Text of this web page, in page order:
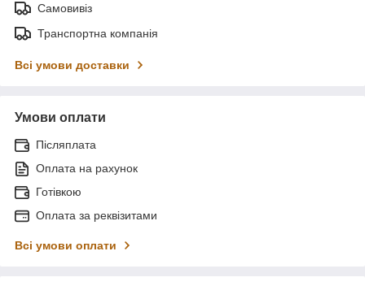
Самовивіз
Транспортна компанія
Всі умови доставки
Умови оплати
Післяплата
Оплата на рахунок
Готівкою
Оплата за реквізитами
Всі умови оплати